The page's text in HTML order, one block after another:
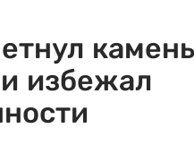
избежал